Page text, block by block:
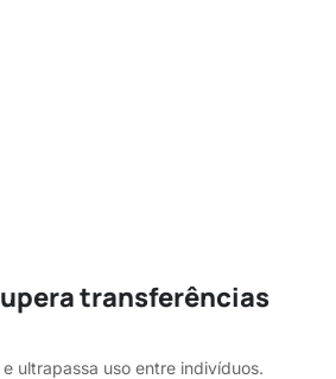
transferências
ultrapassa uso entre indivíduos.